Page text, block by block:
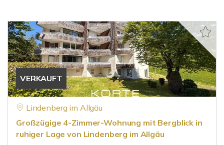
VERKAUFT
Lindenberg im Allgäu
Großzügige 4-Zimmer-Wohnung mit Bergblick in
ruhiger Lage von Lindenberg im Allgäu